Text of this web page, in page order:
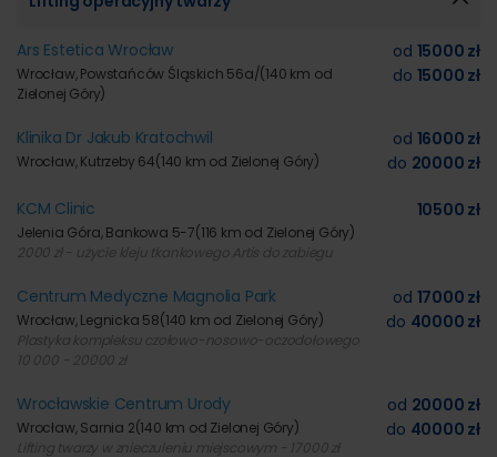
Ars Estetica Wrocław
Wrocław, Powstańców Śląskich 56a/(140 km od
Zielonej Góry)
od 15000 zł
do 15000 zł
Klinika Dr Jakub Kratochwil
Wrocław, Kutrzeby 64(140 km od Zielonej Góry)
od 16000 zł
do 20000 zł
KCM Clinic
Jelenia Góra, Bankowa 5-7(116 km od Zielonej Góry)
2000 zł - użycie kleju tkankowego Artis do zabiegu
10500 zł
Centrum Medyczne Magnolia Park
Wrocław, Legnicka 58(140 km od Zielonej Góry)
Plastyka kompleksu czołowo-nosowo-oczodołowego
10 000 - 20000 zł
od 17000 zł
do 40000 zł
Wrocławskie Centrum Urody
Wrocław, Sarnia 2(140 km od Zielonej Góry)
Lifting twarzy w znieczuleniu miejscowym - 17000 zł
od 20000 zł
do 40000 zł